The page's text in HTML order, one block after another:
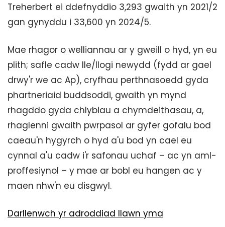
Treherbert ei ddefnyddio 3,293 gwaith yn 2021/2
gan gynyddu i 33,600 yn 2024/5.
Mae rhagor o welliannau ar y gweill o hyd, yn eu
plith; safle cadw lle/llogi newydd (fydd ar gael
drwy'r we ac Ap), cryfhau perthnasoedd gyda
phartneriaid buddsoddi, gwaith yn mynd
rhagddo gyda chlybiau a chymdeithasau, a,
rhaglenni gwaith pwrpasol ar gyfer gofalu bod
caeau'n hygyrch o hyd a'u bod yn cael eu
cynnal a'u cadw i'r safonau uchaf – ac yn aml-
proffesiynol – y mae ar bobl eu hangen ac y
maen nhw'n eu disgwyl.
Darllenwch yr adroddiad llawn yma